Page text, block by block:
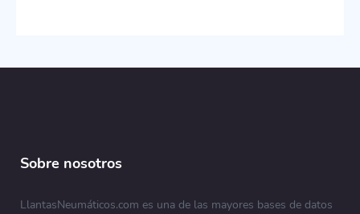
Sobre nosotros
LlantasNeumáticos.com es una de las mayores bases de datos